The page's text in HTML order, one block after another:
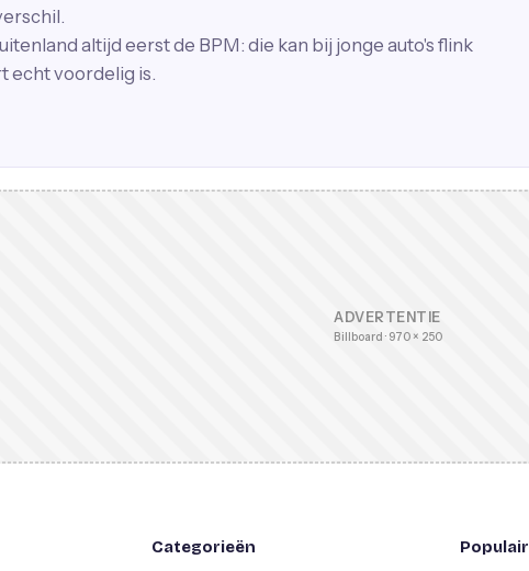
altijd eerst de BPM: die kan bij jonge auto's flink
echt voordelig is.
ADVERTENTIE
Billboard · 970 × 250
Categorieën Populair